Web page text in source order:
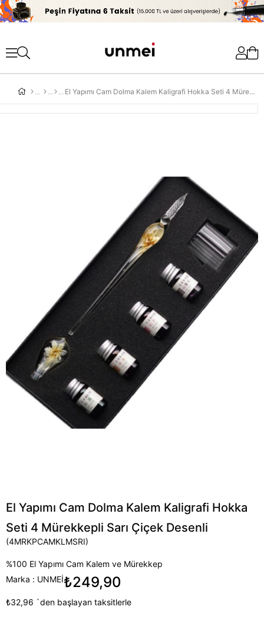
'
El Yapımı Cam Dolma Kalem Kaligrafi Hokka Seti 4 Mürekkepli Sarı Çiçek Desenli
El Yapımı Cam Dolma Kalem Kaligrafi Hokka
Seti 4 Mürekkepli Sarı Çiçek Desenli
(4MRKPCAMKLMSRI)
Marka : UNMEİ₺249,90
₺32,96 `den başlayan taksitlerle
%100 El Yapımı Cam Kalem ve Mürekkep